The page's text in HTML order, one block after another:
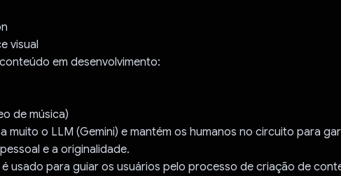
visual
em desenvolvimento:
de música)
muito o LLM (Gemini) e mantém os humanos no circuito para
e a originalidade.
é usado para guiar os usuários pelo processo de criação de